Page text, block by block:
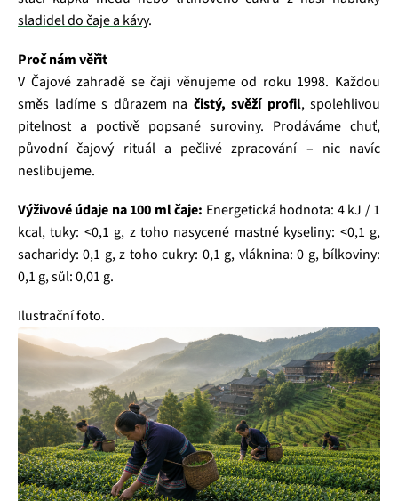
sladidel do čaje a kávy.
Proč nám věřit
V Čajové zahradě se čaji věnujeme od roku 1998. Každou
směs ladíme s důrazem na čistý, svěží profil, spolehlivou
pitelnost a poctivě popsané suroviny. Prodáváme chuť,
původní čajový rituál a pečlivé zpracování – nic navíc
neslibujeme.
Výživové údaje na 100 ml čaje: Energetická hodnota: 4 kJ / 1
kcal, tuky: <0,1 g, z toho nasycené mastné kyseliny: <0,1 g,
sacharidy: 0,1 g, z toho cukry: 0,1 g, vláknina: 0 g, bílkoviny:
0,1 g, sůl: 0,01 g.
Ilustrační foto.